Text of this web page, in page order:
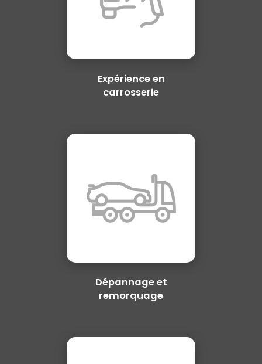
Expérience en
carrosserie
Dépannage et
remorquage